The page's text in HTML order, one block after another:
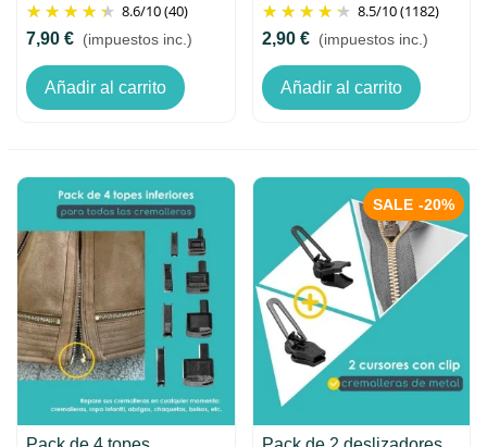
8.6/10(40)
7,90 € (impuestos inc.)
Añadir al carrito
8.5/10(1182)
2,90 € (impuestos inc.)
Añadir al carrito
SALE -20%